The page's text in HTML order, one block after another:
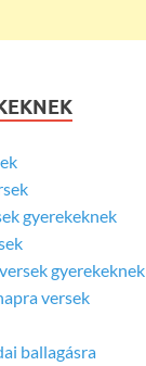
gyerekeknek
gyerekeknek
versek
ballagásra